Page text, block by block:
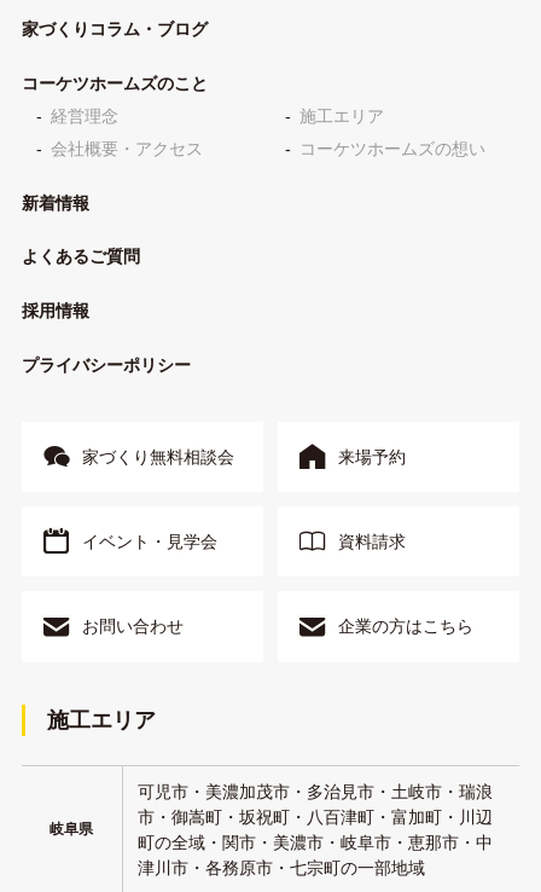
家づくりコラム・ブログ
コーケツホームズのこと
経営理念
施工エリア
会社概要・アクセス
コーケツホームズの想い
新着情報
よくあるご質問
採用情報
プライバシーポリシー
家づくり無料相談会 来場予約
イベント・見学会 資料請求
お問い合わせ 企業の方はこちら
施工エリア
岐阜県
可児市・美濃加茂市・多治見市・土岐市・瑞浪
市・御嵩町・坂祝町・八百津町・富加町・川辺
町の全域・関市・美濃市・岐阜市・恵那市・中
津川市・各務原市・七宗町の一部地域